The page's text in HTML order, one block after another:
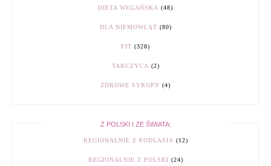
DIETA WEGAŃSKA (48)
DLA NIEMOWLĄT (80)
FIT (328)
TARCZYCA (2)
ZDROWE SYROPY (4)
Z POLSKI I ZE ŚWIATA:
REGIONALNIE Z PODLASIA (12)
REGIONALNIE Z POLSKI (24)